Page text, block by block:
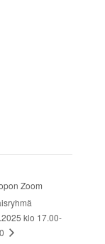
Zoom
klo 17.00-